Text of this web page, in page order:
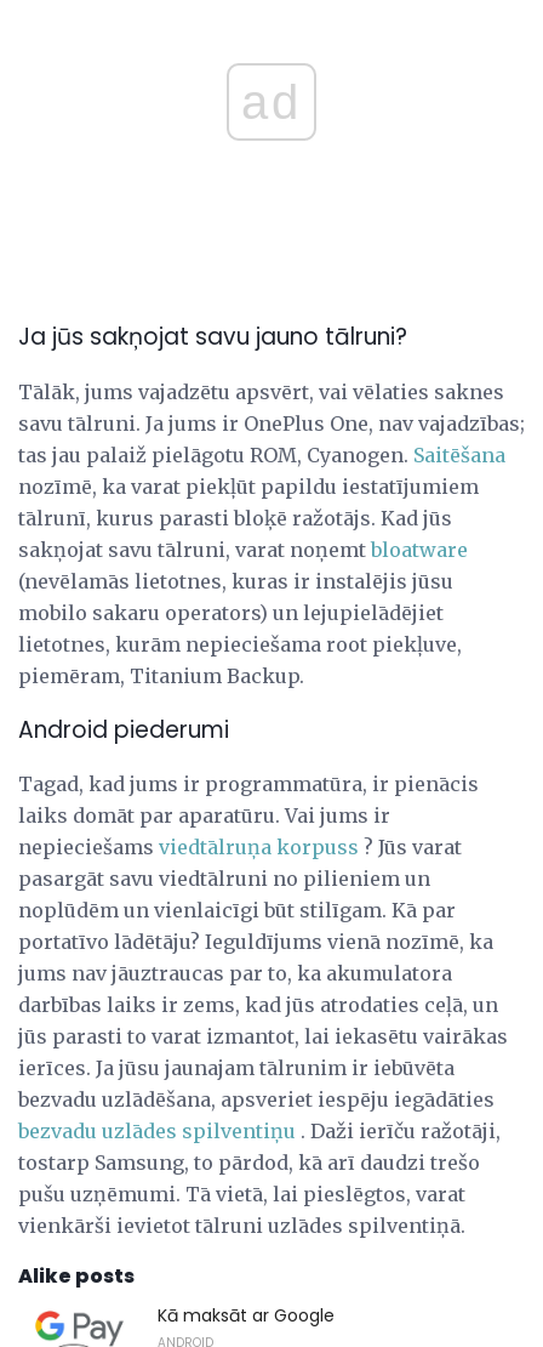
ad
Ja jūs sakņojat savu jauno tālruni?
Tālāk, jums vajadzētu apsvērt, vai vēlaties saknes
savu tālruni. Ja jums ir OnePlus One, nav vajadzības;
tas jau palaiž pielāgotu ROM, Cyanogen. Saitēšana
nozīmē, ka varat piekļūt papildu iestatījumiem
tālrunī, kurus parasti bloķē ražotājs. Kad jūs
sakņojat savu tālruni, varat noņemtbloatware
(nevēlamās lietotnes, kuras ir instalējis jūsu
mobilo sakaru operators) un lejupielādējiet
lietotnes, kurām nepieciešama root piekļuve,
piemēram, Titanium Backup.
Android piederumi
Tagad, kad jums ir programmatūra, ir pienācis
laiks domāt par aparatūru. Vai jums ir
nepieciešams viedtālruņa korpuss ? Jūs varat
pasargāt savu viedtālruni no pilieniem un
noplūdēm un vienlaicīgi būt stilīgam. Kā par
portatīvo lādētāju? Ieguldījums vienā nozīmē, ka
jums nav jāuztraucas par to, ka akumulatora
darbības laiks ir zems, kad jūs atrodaties ceļā, un
jūs parasti to varat izmantot, lai iekasētu vairākas
ierīces. Ja jūsu jaunajam tālrunim ir iebūvēta
bezvadu uzlādēšana, apsveriet iespēju iegādāties
bezvadu uzlādes spilventiņu . Daži ierīču ražotāji,
tostarp Samsung, to pārdod, kā arī daudzi trešo
pušu uzņēmumi. Tā vietā, lai pieslēgtos, varat
vienkārši ievietot tālruni uzlādes spilventiņā.
Alike posts
Kā maksāt ar Google
ANDROID